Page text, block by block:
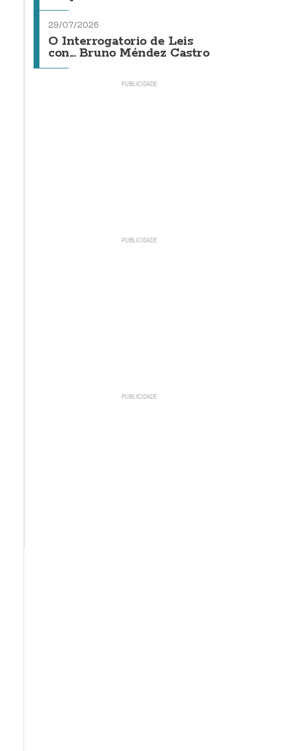
29/07/2026
O Interrogatorio de Leis
con... Bruno Méndez Castro